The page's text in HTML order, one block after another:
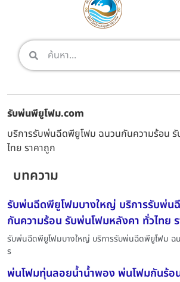
รับพ่นพียูโฟม.com
บริการรับพ่นฉีดพียูโฟม ฉนวนกันความร้อน
ไทย ราคาถูก
บทความ
รับพ่นฉีดพียูโฟมบางใหญ่ บริการรับพ่น
กันความร้อน รับพ่นโฟมหลังคา ทั่วไทย
รับพ่นฉีดพียูโฟมบางใหญ่ บริการรับพ่นฉีดพียูโฟม ฉ
ร
พ่นโฟมทุ่นลอยน้ำน้ำพอง พ่นโฟมกันร้อ